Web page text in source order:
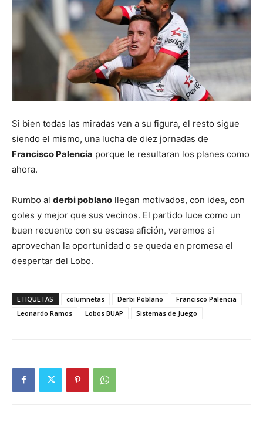
Si bien todas las miradas van a su figura, el resto sigue
siendo el mismo, una lucha de diez jornadas de
Francisco Palencia porque le resultaran los planes como
ahora.
Rumbo al derbi poblano llegan motivados, con idea, con
goles y mejor que sus vecinos. El partido luce como un
buen recuento con su escasa afición, veremos si
aprovechan la oportunidad o se queda en promesa el
despertar del Lobo.
ETIQUETAS columnetas Derbi Poblano
Francisco Palencia
Leonardo Ramos
Lobos BUAP Sistemas de Juego